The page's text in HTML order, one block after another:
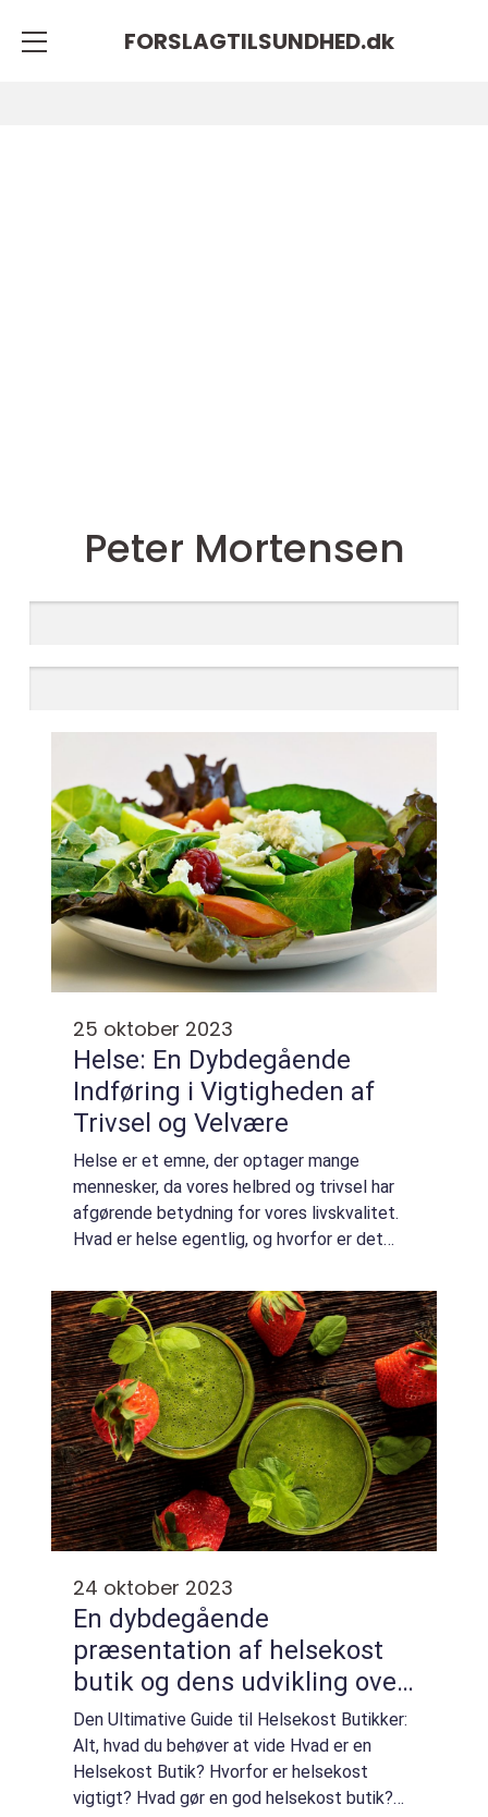
FORSLAGTILSUNDHED.dk
Peter Mortensen
25 oktober 2023
Helse: En Dybdegående
Indføring i Vigtigheden af
Trivsel og Velvære
Helse er et emne, der optager mange
mennesker, da vores helbred og trivsel har
afgørende betydning for vores livskvalitet.
Hvad er helse egentlig, og hvorfor er det
artikel vil vi uddybe begrebet helse og give
en...
24 oktober 2023
En dybdegående
præsentation af helsekost
butik og dens udvikling over
tid
Den Ultimative Guide til Helsekost Butikker:
Alt, hvad du behøver at vide Hvad er en
Helsekost Butik? Hvorfor er helsekost
vigtigt? Hvad gør en god helsekost butik?